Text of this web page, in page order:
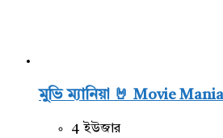
মুভি ম্যানিয়া 🤘 Movie Mania
4 ইউজার